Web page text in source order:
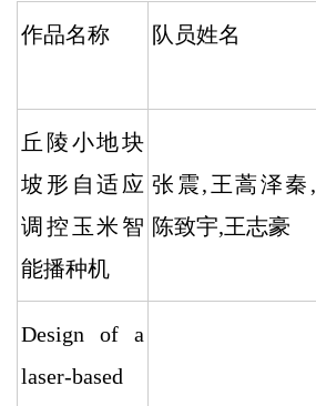
作品名称 队员姓名
丘陵小地块
坡形自适应
调控玉米智
能播种机
张震,王蒿泽秦,
陈致宇,王志豪
Design of a
laser-based